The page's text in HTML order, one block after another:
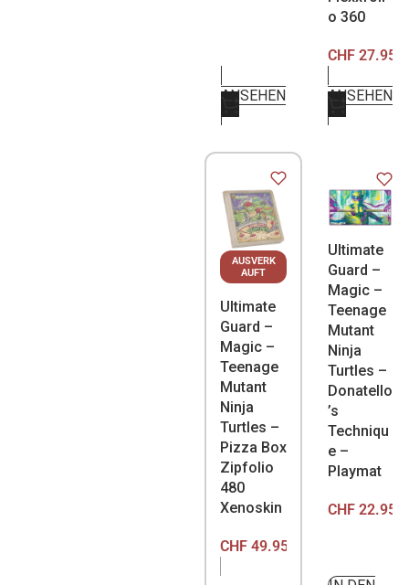
ANSEHEN
o 360
CHF 27.95
ANSEHEN
AUSVERK
AUFT
Ultimate
Guard –
Magic –
Teenage
Mutant
Ninja
Turtles –
Pizza Box
Zipfolio
480
Xenoskin
CHF 49.95
Ultimate
Guard –
Magic –
Teenage
Mutant
Ninja
Turtles –
Donatello
’s
Techniqu
e –
Playmat
CHF 22.95